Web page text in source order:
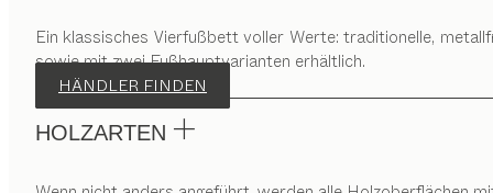
Ein klassisches Vierfußbett voller Werte: traditionelle,
sowie mit zwei Fußhauptvarianten erhältlich.
HÄNDLER FINDEN
HOLZARTEN